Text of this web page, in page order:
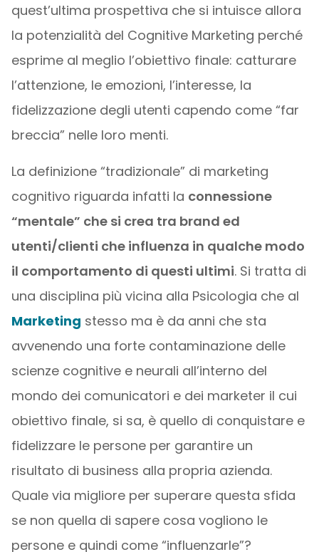
quest’ultima prospettiva che si intuisce allora
la potenzialità del Cognitive Marketing perché
esprime al meglio l’obiettivo finale: catturare
l’attenzione, le emozioni, l’interesse, la
fidelizzazione degli utenti capendo come “far
breccia” nelle loro menti.
La definizione “tradizionale” di marketing
cognitivo riguarda infatti la connessione
“mentale” che si crea tra brand ed
utenti/clienti che influenza in qualche modo
il comportamento di questi ultimi. Si tratta di
una disciplina più vicina alla Psicologia che al
Marketing stesso ma è da anni che sta
avvenendo una forte contaminazione delle
scienze cognitive e neurali all’interno del
mondo dei comunicatori e dei marketer il cui
obiettivo finale, si sa, è quello di conquistare e
fidelizzare le persone per garantire un
risultato di business alla propria azienda.
Quale via migliore per superare questa sfida
se non quella di sapere cosa vogliono le
persone e quindi come “influenzarle”?